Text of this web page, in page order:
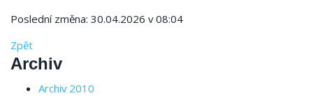
Poslední změna: 30.04.2026 v 08:04
Zpět
Archiv
Archiv 2010